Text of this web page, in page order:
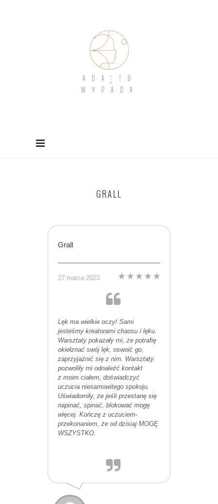
GRALL
Grall
27 marca 2023
Lęk ma wielkie oczy! Sami
jesteśmy kreatorami chaosu i lęku.
Warsztaty pokazały mi, że potrafię
okiełznać swój lęk, oswoić go,
zaprzyjaźnić się z nim. Warsztaty
pozwoliły mi odnaleźć kontakt
z moim ciałem, doświadczyć
uczucia niesamowitego spokoju.
Uświadomiły, że jeśli przestanę się
napinać, spinać, blokować mogę
więcej. Kończę z uczuciem-
przekonaniem, że od dzisiaj MOGĘ
WSZYSTKO.